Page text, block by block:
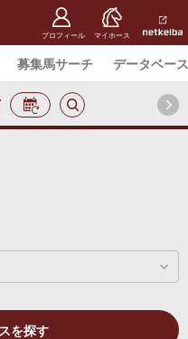
プロフィール マイホース
募集馬サーチ データベース
を探す